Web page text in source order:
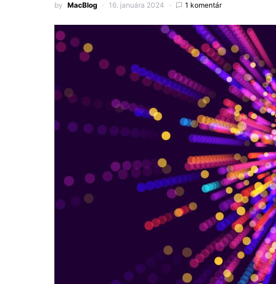
by MacBlog 16. januára 2024 1 komentár